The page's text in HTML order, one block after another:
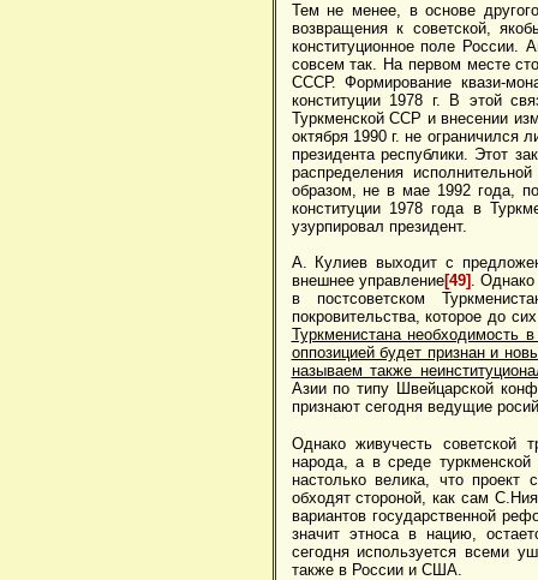
Тем не менее, в основе
возвращения к советской,
конституционное поле России.
совсем так. На первом месте
СССР. Формирование квази-
конституции 1978 г. В этой
Туркменской ССР и внесении
октября 1990 г. не
президента республики. Этот
распределения
образом, не в мае 1992 года,
конституции 1978 года в
узурпировал президент.
А. Кулиев выходит с
внешнее управление[49] . Однако
в постсоветском
покровительства, которое до
Туркменистана необходимость
оппозицией будет признан и
называем также
Азии по типу Швейцарской
признают сегодня ведущие
Однако живучесть советской
народа, а в среде туркменской
настолько велика, что проект
обходят стороной, как сам
вариантов государственной
значит этноса в нацию,
сегодня используется всеми
также в России и США.